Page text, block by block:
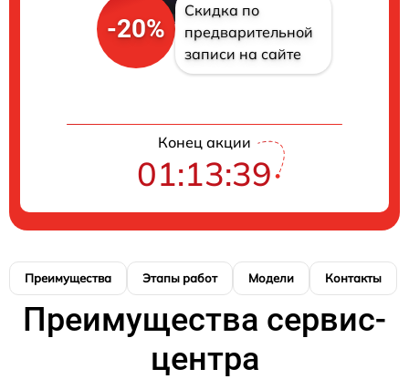
-20%
Скидка по
предварительной
записи на сайте
Конец акции
01:13:38
Преимущества Этапы работ Модели Контакты
Преимущества сервис-
центра